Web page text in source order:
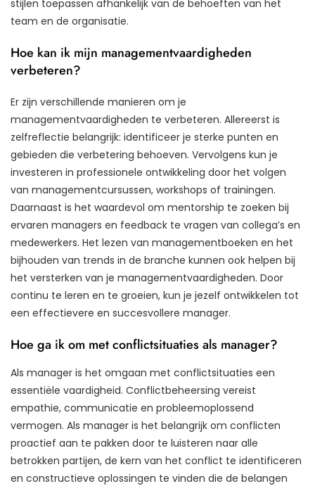
stijlen toepassen afhankelijk van de behoeften van het
team en de organisatie.
Hoe kan ik mijn managementvaardigheden
verbeteren?
Er zijn verschillende manieren om je
managementvaardigheden te verbeteren. Allereerst is
zelfreflectie belangrijk: identificeer je sterke punten en
gebieden die verbetering behoeven. Vervolgens kun je
investeren in professionele ontwikkeling door het volgen
van managementcursussen, workshops of trainingen.
Daarnaast is het waardevol om mentorship te zoeken bij
ervaren managers en feedback te vragen van collega’s en
medewerkers. Het lezen van managementboeken en het
bijhouden van trends in de branche kunnen ook helpen bij
het versterken van je managementvaardigheden. Door
continu te leren en te groeien, kun je jezelf ontwikkelen tot
een effectievere en succesvollere manager.
Hoe ga ik om met conflictsituaties als manager?
Als manager is het omgaan met conflictsituaties een
essentiële vaardigheid. Conflictbeheersing vereist
empathie, communicatie en probleemoplossend
vermogen. Als manager is het belangrijk om conflicten
proactief aan te pakken door te luisteren naar alle
betrokken partijen, de kern van het conflict te identificeren
en constructieve oplossingen te vinden die de belangen